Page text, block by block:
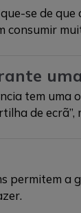
se de
consumir
tem
de
permitem